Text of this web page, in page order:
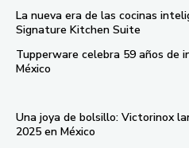
La nueva era de las cocinas
Signature Kitchen Suite
Tupperware celebra 59 años de
México
Una joya de bolsillo: Victorinox
2025 en México